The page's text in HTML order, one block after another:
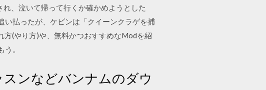
、泣いて帰って行くか確かめようとした
い払ったが、ケビンは「クイーンクラゲを捕
(やり方)や、無料かつおすすめなModを紹
。
ンなどバンナムのダウ